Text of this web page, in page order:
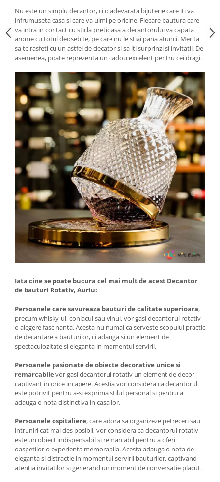
Nu este un simplu decantor, ci o adevarata bijuterie care iti va
infrumuseta casa si care va uimi pe oricine. Fiecare bautura care
va intra in contact cu sticla pretioasa a decantorului va capata
arome cu totul deosebite, pe care nu le stiai pana atunci. Merita
sa te rasfeti cu un astfel de decator si sa iti surprinzi si invitatii. De
asemenea, poate reprezenta un cadou excelent pentru cei dragi.
Iata cine se poate bucura cel mai mult de acest Decantor
de bauturi Rotativ, Auriu:
Persoanele care savureaza bauturi de calitate superioara,
precum whisky-ul, coniacul sau vinul, vor gasi decantorul rotativ
o alegere fascinanta. Acesta nu numai ca serveste scopului practic
de decantare a bauturilor, ci adauga si un element de
spectaculozitate si eleganta in momentul servirii.
Persoanele pasionate de obiecte decorative unice si
remarcabile vor gasi decantorul rotativ un element de decor
captivant in orice incapere. Acestia vor considera ca decantorul
este potrivit pentru a-si exprima stilul personal si pentru a
adauga o nota distinctiva in casa lor.
Persoanele ospitaliere, care adora sa organizeze petreceri sau
intruniri cat mai des posibil, vor considera ca decantorul rotativ
este un obiect indispensabil si remarcabil pentru a oferi
oaspetilor o experienta memorabila. Acesta adauga o nota de
eleganta si distractie in momentul servirii bauturilor, captivand
atentia invitatilor si generand un moment de conversatie placut.